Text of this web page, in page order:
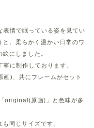
表情で眠っている姿を見てい
と。柔らかく温かい日常のワ
にしました。
寧に制作しております。
)、共にフレームがセット
original(原画)」と色味が多
同じサイズです。